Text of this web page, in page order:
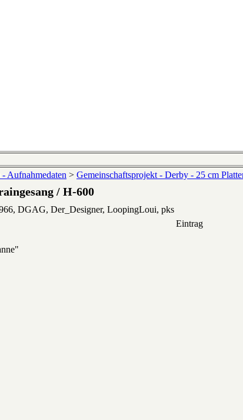
Aufnahmedaten > Gemeinschaftsprojekt - Derby - 25 cm
/ H-600
DGAG, Der_Designer, LoopingLoui, pks
Eintrag